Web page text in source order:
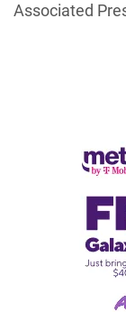
Associated